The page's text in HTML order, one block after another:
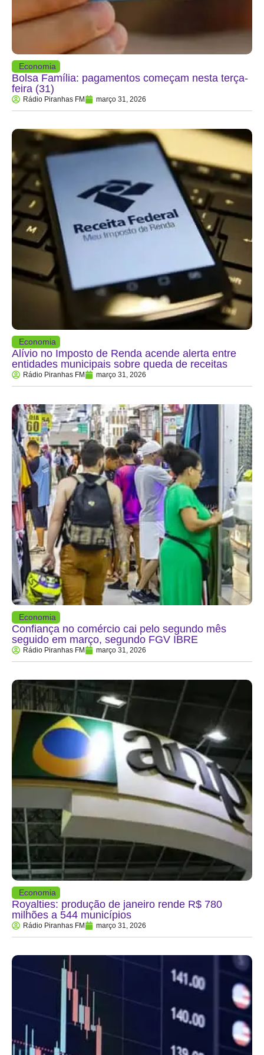
Economia
Bolsa Família: pagamentos começam nesta terça-
feira (31)
Rádio Piranhas FM março 31, 2026
Economia
Alívio no Imposto de Renda acende alerta entre
entidades municipais sobre queda de receitas
Rádio Piranhas FM março 31, 2026
Economia
Confiança no comércio cai pelo segundo mês
seguido em março, segundo FGV IBRE
Rádio Piranhas FM março 31, 2026
Economia
Royalties: produção de janeiro rende R$ 780
milhões a 544 municípios
Rádio Piranhas FM março 31, 2026